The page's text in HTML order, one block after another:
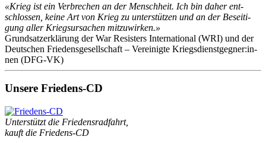
«Krieg ist ein Ver­bre­chen an der Mensch­heit. Ich bin da­her ent­
schlos­sen, kei­ne Art von Krieg zu un­ter­stüt­zen und an der Be­sei­ti­
gung al­ler Kriegs­ur­sa­chen mit­zu­wir­ken.»
Grund­satz­er­klä­rung der War Re­sis­ters In­ter­na­tio­nal (WRI) und der
Deut­schen Frie­dens­ge­sell­schaft – Ver­ei­nig­te Kriegs­dienst­geg­ne­r:in­
nen (DFG-VK)
Unsere Friedens-CD
Unterstützt die Friedensradfahrt,
kauft die Friedens-CD